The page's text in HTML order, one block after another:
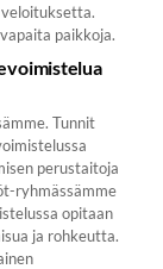
paikkoja.
Tunnit
perustaitoja
ryhmässämme
opitaan
ja rohkeutta.